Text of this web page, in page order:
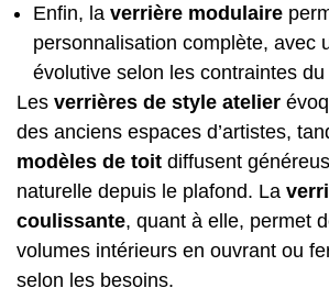
Enfin, la verrière modulaire
personnalisation complète, avec
évolutive selon les contraintes du
Les verrières de style atelier
des anciens espaces d’artistes,
modèles de toit diffusent
naturelle depuis le plafond. La
coulissante, quant à elle, permet
volumes intérieurs en ouvrant ou
selon les besoins.